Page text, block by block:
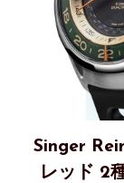
Singer
レッド 2